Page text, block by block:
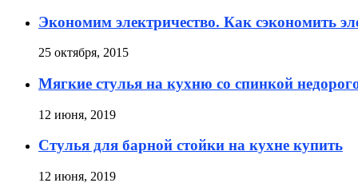
Экономим электричество. Как сэкономить
25 октября, 2015
Мягкие стулья на кухню со спинкой
12 июня, 2019
Стулья для барной стойки на кухне купить
12 июня, 2019